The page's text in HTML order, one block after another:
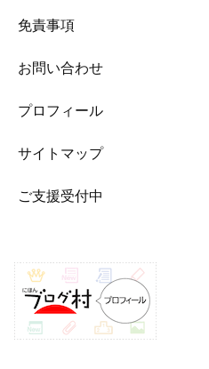
免責事項
お問い合わせ
プロフィール
サイトマップ
ご支援受付中